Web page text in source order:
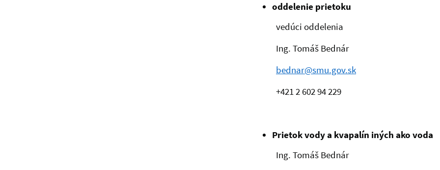
oddelenie prietoku
vedúci oddelenia
Ing. Tomáš Bednár
bednar@smu.gov.sk
+421 2 602 94 229
Prietok vody a kvapalín iných ako voda
Ing. Tomáš Bednár